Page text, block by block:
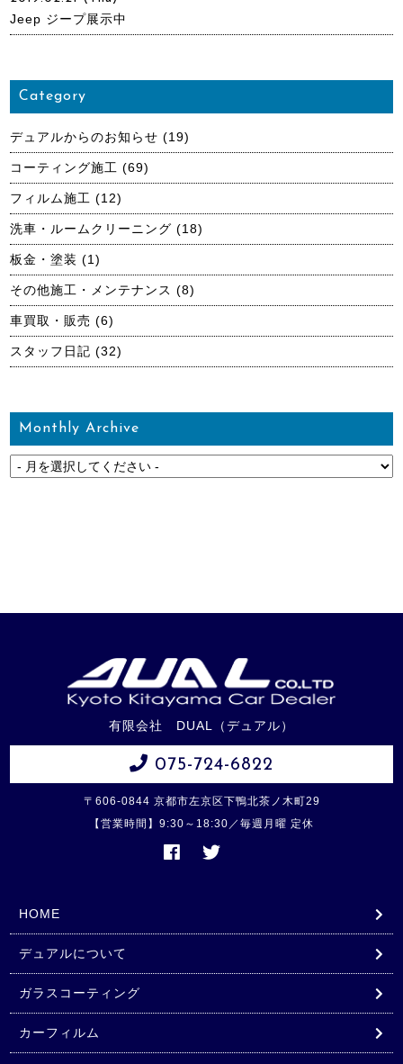
Jeep ジープ展示中
Category
デュアルからのお知らせ (19)
コーティング施工 (69)
フィルム施工 (12)
洗車・ルームクリーニング (18)
板金・塗装 (1)
その他施工・メンテナンス (8)
車買取・販売 (6)
スタッフ日記 (32)
Monthly Archive
有限会社 DUAL（デュアル）
075-724-6822
〒606-0844 京都市左京区下鴨北茶ノ木町29
【営業時間】9:30～18:30／毎週月曜 定休
HOME
デュアルについて
ガラスコーティング
カーフィルム